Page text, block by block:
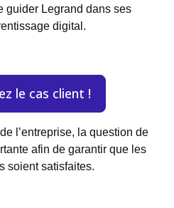
guider Legrand dans ses
digital.
le cas client !
l’entreprise, la question de
afin de garantir que les
soient satisfaites.